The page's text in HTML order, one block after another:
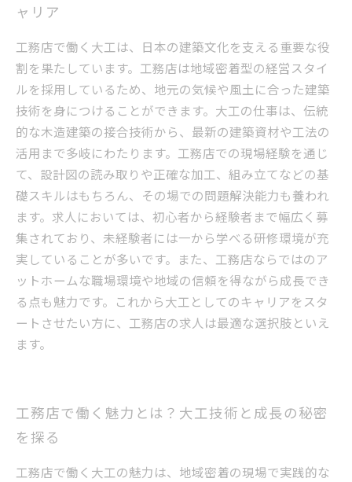
ャリア
工務店で働く大工は、日本の建築文化を支える重要な役
割を果たしています。工務店は地域密着型の経営スタイ
ルを採用しているため、地元の気候や風土に合った建築
技術を身につけることができます。大工の仕事は、伝統
的な木造建築の接合技術から、最新の建築資材や工法の
活用まで多岐にわたります。工務店での現場経験を通じ
て、設計図の読み取りや正確な加工、組み立てなどの基
礎スキルはもちろん、その場での問題解決能力も養われ
ます。求人においては、初心者から経験者まで幅広く募
集されており、未経験者には一から学べる研修環境が充
実していることが多いです。また、工務店ならではのア
ットホームな職場環境や地域の信頼を得ながら成長でき
る点も魅力です。これから大工としてのキャリアをスタ
ートさせたい方に、工務店の求人は最適な選択肢といえ
ます。
工務店で働く魅力とは？大工技術と成長の秘密
を探る
工務店で働く大工の魅力は、地域密着の現場で実践的な